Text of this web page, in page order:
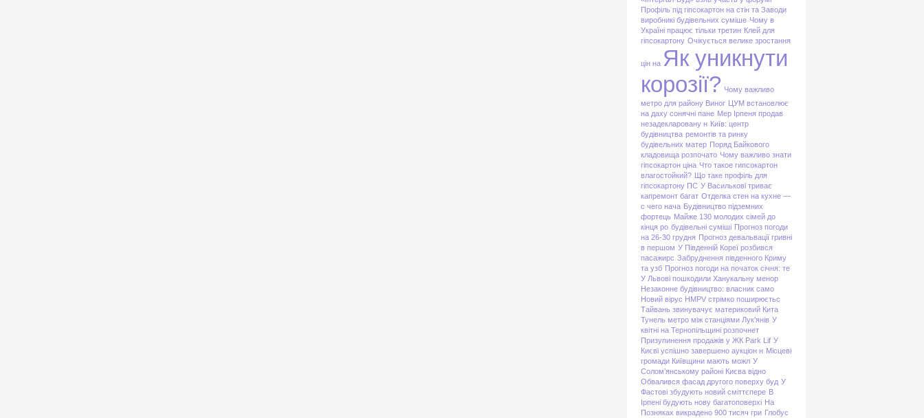
Профіль під гіпсокартон на стін та Заводи
виробникі будівельних суміше Чому в
Україні працює тільки третин Клей для
гіпсокартону Очікується велике зростання
цін на Як уникнути
корозії? Чому важливо
метро для району Виног ЦУМ встановлює
на даху сонячні пане Мер Ірпеня продав
незадекларовану н Київ: центр
будівництва ремонтів та ринку
будівельних матер Поряд Байкового
кладовища розпочато Чому важливо знати
гіпсокартон ціна Что такое гипсокартон
влагостойкий? Що таке профіль для
гіпсокартону ПС У Василькові триває
капремонт багат Отделка стен на кухне —
с чего нача Будівництво підземних
фортець Майже 130 молодих сімей до
кінця ро будівельні суміші Прогноз погоди
на 26-30 грудня Прогноз девальвації гривні
в першом У Південній Кореї розбився
пасажирс Забруднення південного Криму
та узб Прогноз погоди на початок січня: те
У Львові пошкодили Ханукальну менор
Незаконне будівництво: власник само
Новий вірус HMPV стрімко поширюєтьс
Тайвань звинувачує материковий Кита
Тунель метро між станціями Лук’янів У
квітні на Тернопільщині розпочнет
Призупинення продажів у ЖК Park Lif У
Києві успішно завершено аукціон н Місцеві
громади Київщини мають можл У
Солом’янському районі Києва відно
Обвалився фасад другого поверху буд У
Фастові збудують новий сміттєпере В
Ірпені будують нову багатоповерхі На
Позняках викрадено 900 тисяч гри Глобус